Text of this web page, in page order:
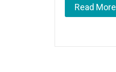
Read More